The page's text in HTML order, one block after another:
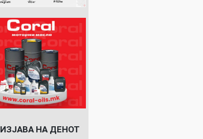
ИЗЈАВА НА ДЕНОТ